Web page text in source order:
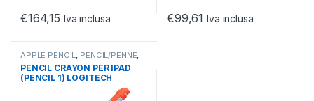
€164,15 Iva inclusa €99,61 Iva inclusa
APPLE PENCIL, PENCIL/PENNE,
TASTIERE E MOUSE
PENCIL CRAYON PER IPAD
(PENCIL 1) LOGITECH